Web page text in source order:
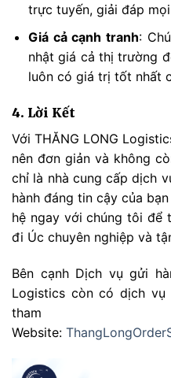
trực tuyến, giải đáp
Giá cả cạnh tranh:
nhật giá cả thị trường
luôn có giá trị tốt nhất
4. Lời Kết
Với THĂNG LONG
nên đơn giản và không
chỉ là nhà cung cấp dịch
hành đáng tin cậy của
hệ ngay với chúng tôi để
đi Úc chuyên nghiệp và
Bên cạnh Dịch vụ gửi
Logistics còn có dịch vụ
tham
Website: